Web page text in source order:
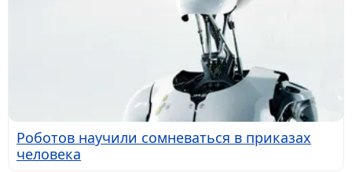
Роботов научили сомневаться в приказах
человека